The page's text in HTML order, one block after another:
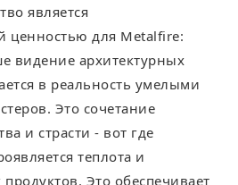
является
ценностью для Metalfire:
видение архитектурных
в реальность умелыми
Это сочетание
и страсти - вот где
теплота и
Это обеспечивает